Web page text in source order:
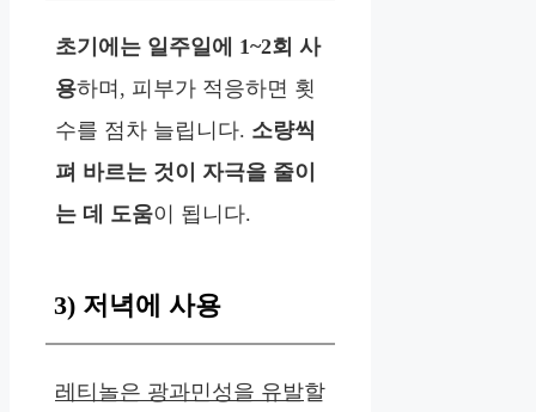
초기에는 일주일에 1~2회 사
용하며, 피부가 적응하면 횟
수를 점차 늘립니다. 소량씩
펴 바르는 것이 자극을 줄이
는 데 도움이 됩니다.
3) 저녁에 사용
레티놀은 광과민성을 유발할